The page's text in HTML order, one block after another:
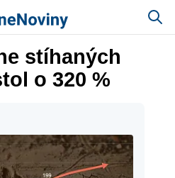
stíhaných
o 320 %